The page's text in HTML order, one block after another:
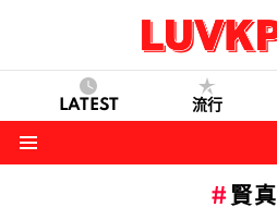
LATEST 流行
賢真